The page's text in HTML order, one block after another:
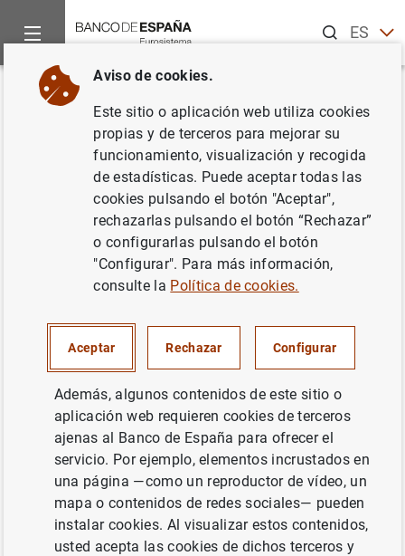
ESEN
Inicio Noticias y eventos
Volver
El Euribor baja al 2,220% en
septiembre
SITUACIÓN ECONÓMICA
El Euribor baja al 2,220% en septiembre
(175KB)
Siguiente
Balanza de Pagos en julio d...
Aviso de cookies.
Este sitio o aplicación web utiliza cookies
propias y de terceros para mejorar su
funcionamiento, visualización y recogida
de estadísticas. Puede aceptar todas las
cookies pulsando el botón "Aceptar",
rechazarlas pulsando el botón “Rechazar”
o configurarlas pulsando el botón
"Configurar". Para más información,
consulte la Política de cookies.
Aceptar Rechazar Configurar
Además, algunos contenidos de este sitio o
aplicación web requieren cookies de terceros
ajenas al Banco de España para ofrecer el
servicio. Por ejemplo, elementos incrustados en
una página —como un reproductor de vídeo, un
mapa o contenidos de redes sociales— pueden
instalar cookies. Al visualizar estos contenidos,
usted acepta las cookies de dichos terceros y